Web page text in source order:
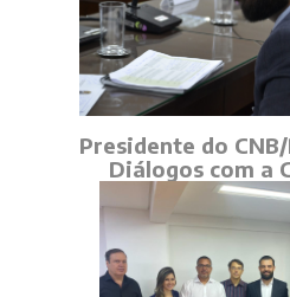
Presidente do
Diálogos com a